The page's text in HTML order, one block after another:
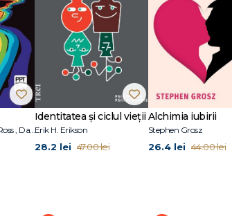
Dr. Elisabeth Kübler-Ross , David Kessler
Identitatea și ciclul vieții
Erik H. Erikson
28.2 lei 47.00 lei
Alchimia iubirii
Stephen Grosz
26.4 lei 44.00 lei